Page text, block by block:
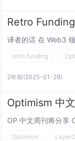
Retro
retro funding
2年前(2025-01-28)
Optimism 中
Optimism Layer2